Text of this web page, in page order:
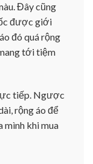
Đây cũng
được giới
đó quá rộng
tới tiệm
tiếp. Ngược
rộng áo để
khi mua